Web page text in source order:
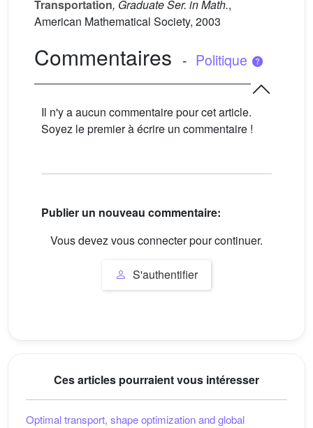
Transportation, Graduate Ser. in Math.,
American Mathematical Society, 2003
Commentaires - Politique
Il n'y a aucun commentaire pour cet article.
Soyez le premier à écrire un commentaire !
Publier un nouveau commentaire:
Vous devez vous connecter pour continuer.
S'authentifier
Ces articles pourraient vous intéresser
Optimal transport, shape optimization and global